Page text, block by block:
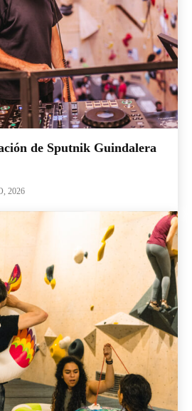
de Sputnik Guindalera
2026